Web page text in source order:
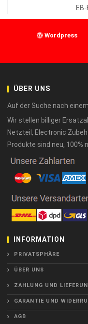
Wordpress
ÜBER UNS
Auf der Suche nach
Wir stellen billiger
Netzteil, Electronic
Produkte sind neu, 100%
INFORMATION
PRIVATSPHÄRE
ÜBER UNS
ZAHLUNG UND
GARANTIE UND
AGB